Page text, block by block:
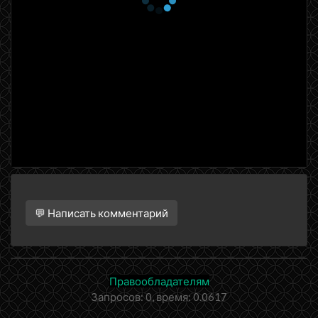
La Saia Alderamin
Rebellion
of God
1 сезон 5 серия
Two in One
6 августа 2016
1 сезон 4 серия
Watchdogs of the Spirit
Tree
💬 Написать комментарий
Правообладателям
Запросов: 0, время: 0.0617